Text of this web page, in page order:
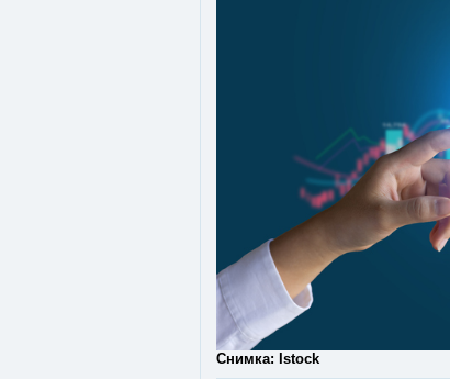
Снимка: Istock